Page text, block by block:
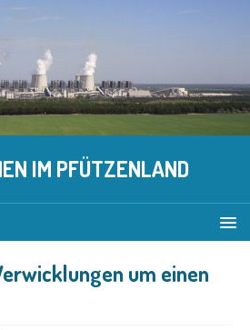
IM PFÜTZENLAND
um einen